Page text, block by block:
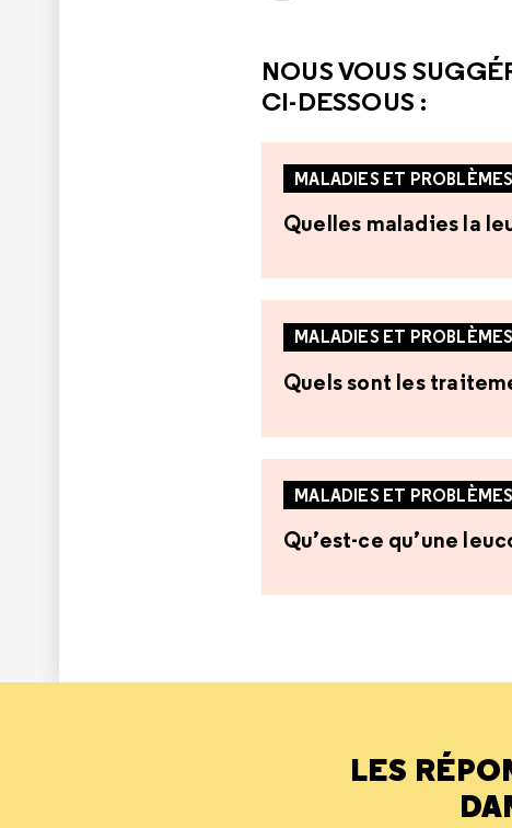
NOUS VOUS
CI-DESSOUS :
MALADIES ET
Quelles maladies la
MALADIES ET
Quels sont les
MALADIES ET
Qu’est-ce qu’une
LES